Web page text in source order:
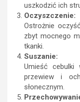
uszkodzić ich
Oczyszczenie:
Ostrożnie
zbyt mocnego
tkanki.
Suszanie:
Umieść cebulki
przewiew i
słonecznym.